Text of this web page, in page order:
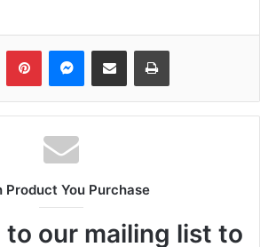
PinterestMessenger
Share via Email Print
Product You Purchase
to our mailing list to